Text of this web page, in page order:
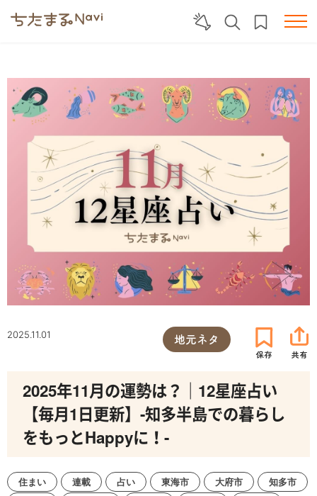
2025.11.01 地元ネタ
2025年11月の運勢は？｜12星座占い
【毎月1日更新】-知多半島での暮らし
をもっとHappyに！-
住まい 連載 占い 東海市 大府市
知多市